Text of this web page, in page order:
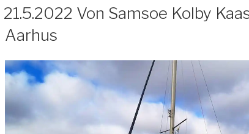
21.5.2022 Von Samsoe Kolby
Aarhus